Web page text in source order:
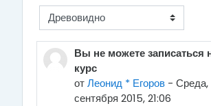
Режим отображения
Вы не можете записаться
курс
отЛеонид * Егоров - Среда,
сентября 2015, 21:06